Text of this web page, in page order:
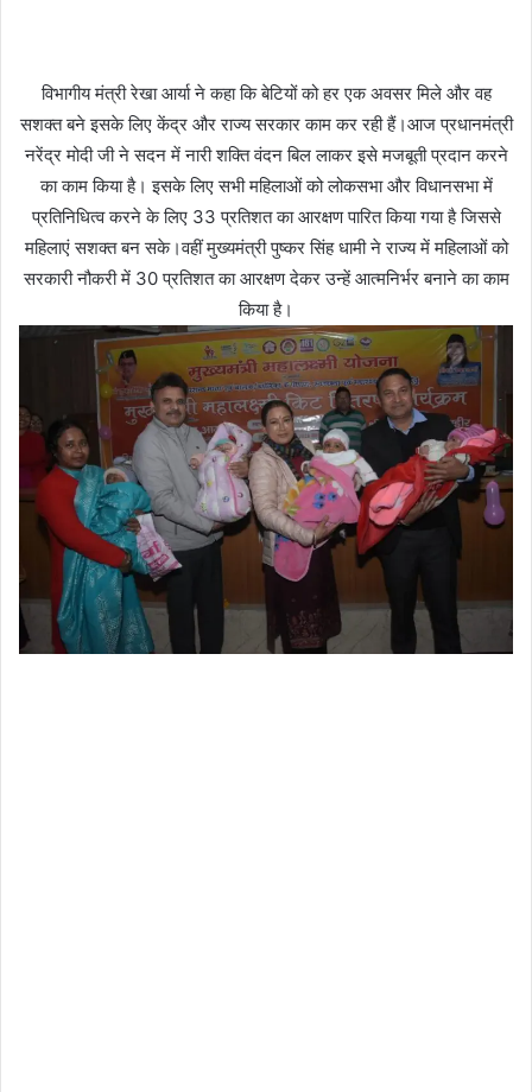
विभागीय मंत्री रेखा आर्या ने कहा कि बेटियों को हर एक अवसर मिले और वह
सशक्त बने इसके लिए केंद्र और राज्य सरकार काम कर रही हैं।आज प्रधानमंत्री
नरेंद्र मोदी जी ने सदन में नारी शक्ति वंदन बिल लाकर इसे मजबूती प्रदान करने
का काम किया है। इसके लिए सभी महिलाओं को लोकसभा और विधानसभा में
प्रतिनिधित्व करने के लिए 33 प्रतिशत का आरक्षण पारित किया गया है जिससे
महिलाएं सशक्त बन सके।वहीं मुख्यमंत्री पुष्कर सिंह धामी ने राज्य में महिलाओं को
सरकारी नौकरी में 30 प्रतिशत का आरक्षण देकर उन्हें आत्मनिर्भर बनाने का काम
किया है।